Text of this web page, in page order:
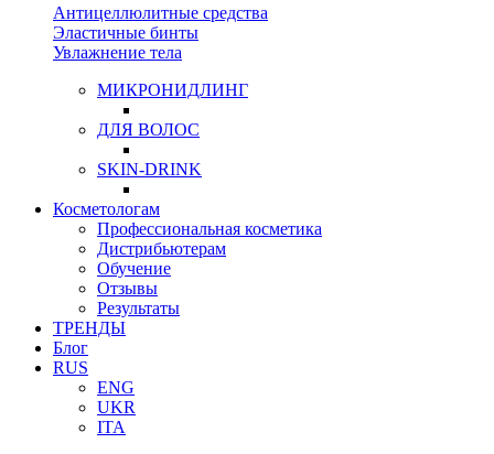
Антицеллюлитные средства
Эластичные бинты
Увлажнение тела
МИКРОНИДЛИНГ
ДЛЯ ВОЛОС
SKIN-DRINK
Косметологам
Профессиональная косметика
Дистрибьютерам
Обучение
Отзывы
Результаты
ТРЕНДЫ
Блог
RUS
ENG
UKR
ITA